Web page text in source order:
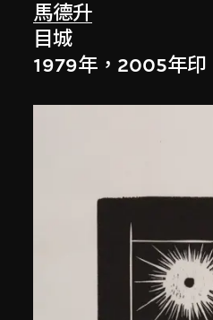
馬德升
目城
1979年，2005年印